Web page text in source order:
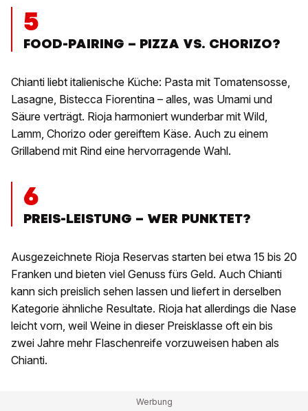
5
FOOD-PAIRING – PIZZA VS. CHORIZO?
Chianti liebt italienische Küche: Pasta mit Tomatensosse,
Lasagne, Bistecca Fiorentina – alles, was Umami und
Säure verträgt. Rioja harmoniert wunderbar mit Wild,
Lamm, Chorizo oder gereiftem Käse. Auch zu einem
Grillabend mit Rind eine hervorragende Wahl.
6
PREIS-LEISTUNG – WER PUNKTET?
Ausgezeichnete Rioja Reservas starten bei etwa 15 bis 20
Franken und bieten viel Genuss fürs Geld. Auch Chianti
kann sich preislich sehen lassen und liefert in derselben
Kategorie ähnliche Resultate. Rioja hat allerdings die Nase
leicht vorn, weil Weine in dieser Preisklasse oft ein bis
zwei Jahre mehr Flaschenreife vorzuweisen haben als
Chianti.